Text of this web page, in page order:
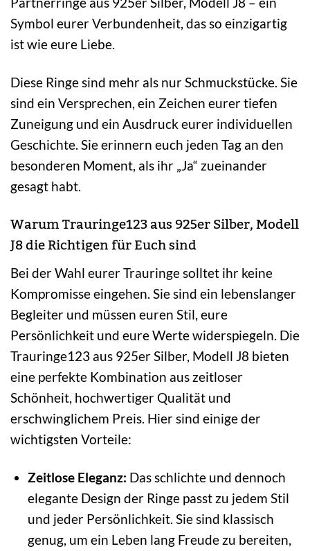
Symbol eurer Verbundenheit, das so einzigartig
ist wie eure Liebe.
Diese Ringe sind mehr als nur Schmuckstücke. Sie
sind ein Versprechen, ein Zeichen eurer tiefen
Zuneigung und ein Ausdruck eurer individuellen
Geschichte. Sie erinnern euch jeden Tag an den
besonderen Moment, als ihr „Ja“ zueinander
gesagt habt.
Warum Trauringe123 aus 925er Silber, Modell
J8 die Richtigen für Euch sind
Bei der Wahl eurer Trauringe solltet ihr keine
Kompromisse eingehen. Sie sind ein lebenslanger
Begleiter und müssen euren Stil, eure
Persönlichkeit und eure Werte widerspiegeln. Die
Trauringe123 aus 925er Silber, Modell J8 bieten
eine perfekte Kombination aus zeitloser
Schönheit, hochwertiger Qualität und
erschwinglichem Preis. Hier sind einige der
wichtigsten Vorteile:
Zeitlose Eleganz: Das schlichte und dennoch
elegante Design der Ringe passt zu jedem Stil
und jeder Persönlichkeit. Sie sind klassisch
genug, um ein Leben lang Freude zu bereiten,